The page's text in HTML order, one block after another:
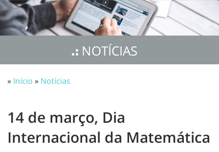
NOTÍCIAS
» Início » Notícias
14 de março, Dia
Internacional da Matemática